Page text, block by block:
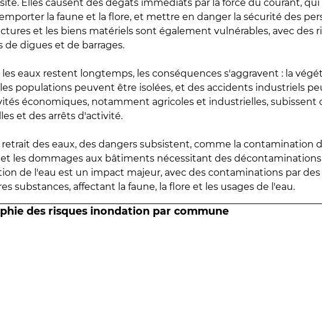
Elles causent des dégâts immédiats par la force du courant,
la faune et la flore, et mettre en danger la sécurité des
et les biens matériels sont également vulnérables, avec des
de digues et de barrages.
les eaux restent longtemps, les conséquences s'aggravent : la
populations peuvent être isolées, et des accidents industriels
économiques, notamment agricoles et industrielles, subissent
et des arrêts d'activité.
retrait des eaux, des dangers subsistent, comme la contamination
les dommages aux bâtiments nécessitant des
de l'eau est un impact majeur, avec des contaminations par
substances, affectant la faune, la flore et les usages de l'eau.
des risques inondation par commune